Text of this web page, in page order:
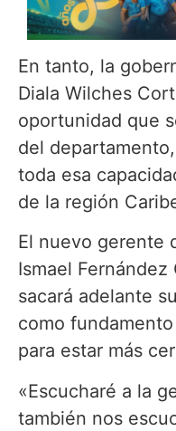
En tanto, la
Diala Wilches
oportunidad que
del
toda esa
de la región
El nuevo gerente
Ismael
sacará adelante
como
para estar más
«Escucharé a la
también nos